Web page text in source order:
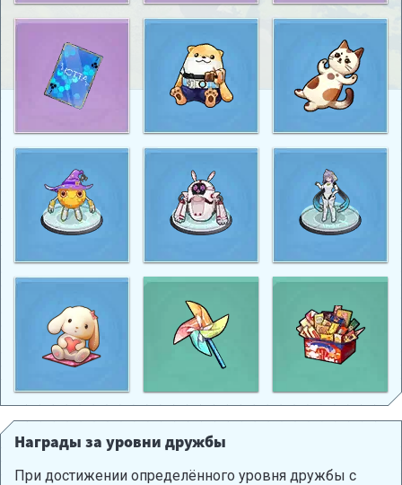
Награды за уровни дружбы
При достижении определённого уровня дружбы с